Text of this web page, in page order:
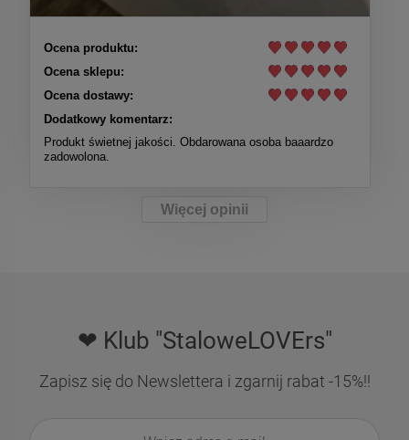
Ocena produktu:
Ocena sklepu:
Ocena dostawy:
Dodatkowy komentarz:
Produkt świetnej jakości. Obdarowana osoba baaardzo
zadowolona.
Więcej opinii
❤ Klub "StaloweLOVErs"
Zapisz się do Newslettera i zgarnij rabat -15%!!